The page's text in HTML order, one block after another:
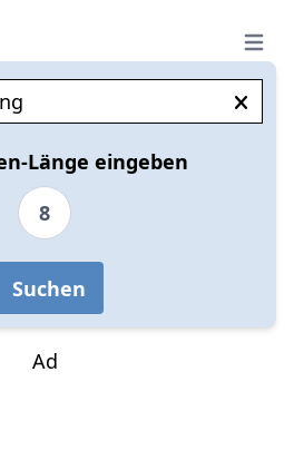
Open
Länge eingeben
8
Suchen
Ad